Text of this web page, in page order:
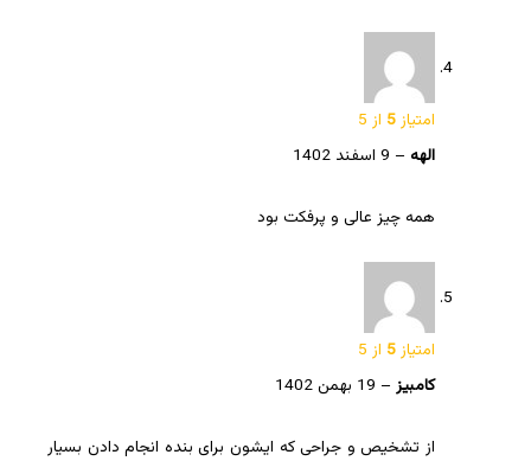
امتیاز5 از 5
الهه – 9 اسفند 1402
همه چیز عالی و پرفکت بود
امتیاز5 از 5
کامبیز – 19 بهمن 1402
از تشخیص و جراحی که ایشون برای بنده انجام دادن بسیار